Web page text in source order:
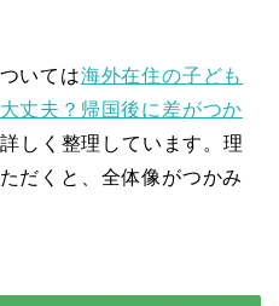
いては海外在住の子ども
丈夫？帰国後に差がつか
しく整理しています。理
だくと、全体像がつかみ